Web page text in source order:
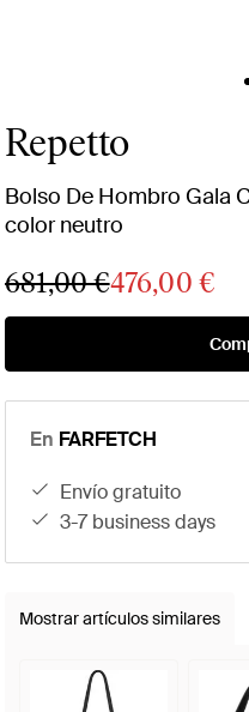
Repetto
Bolso De Hombro Gala
color neutro
681,00 €476,00 €
En FARFETCH
envío gratuito
3-7 business days
Mostrar artículos similares